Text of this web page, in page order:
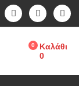
0
Καλάθι
0